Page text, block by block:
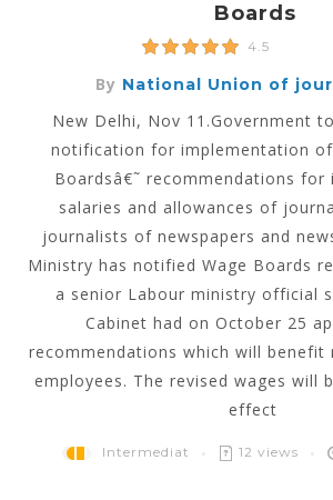
Boards
4.5
By National Union of
New Delhi, Nov 11.Government
notification for implementation
Boardsâ€˜ recommendations for
salaries and allowances of
journalists of newspapers and
Ministry has notified Wage Boards
a senior Labour ministry official
Cabinet had on October 25
recommendations which will benefit
employees. The revised wages will
effect
Intermediat 12 views